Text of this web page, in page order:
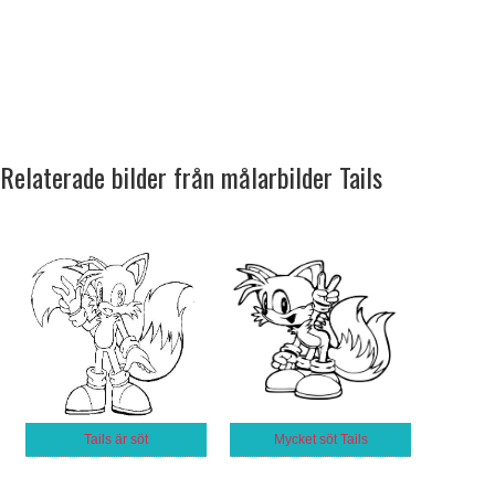
Relaterade bilder från målarbilder Tails
Tails är söt Mycket söt Tails